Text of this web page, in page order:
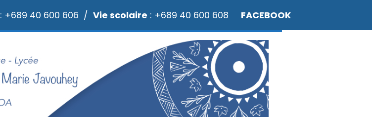
: +689 40 600 606 / Vie scolaire : +689 40 600 608 FACEBOOK